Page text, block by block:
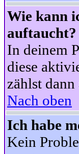
Wie kann
auftaucht?
In deinem
diese
zählst
Nach oben
Ich habe
Kein